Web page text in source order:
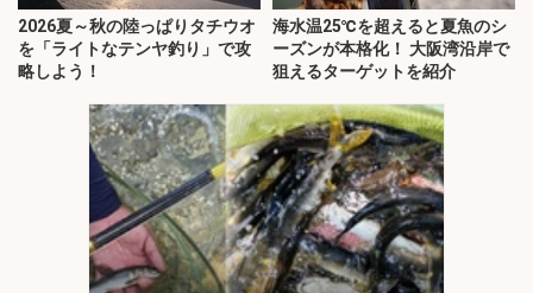
2026夏～秋の陸っぱりタチウオ
を「ライトなテンヤ釣り」で攻
略しよう！
海水温25℃を超えると夏魚のシ
ーズンが本格化！ 大阪湾沿岸で
狙えるターゲットを紹介